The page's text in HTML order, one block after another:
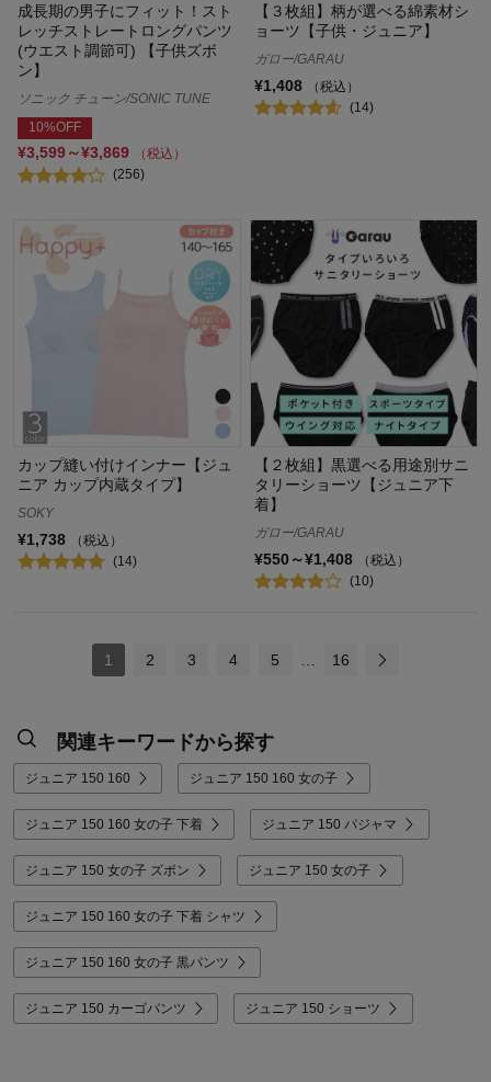
成長期の男子にフィット！スト
レッチストレートロングパンツ
(ウエスト調節可) 【子供ズボ
ン】
ソニック チューン/SONIC TUNE
10%OFF
¥3,599～¥3,869
（税込）
(256)
【３枚組】柄が選べる綿素材シ
ョーツ【子供・ジュニア】
ガロー/GARAU
¥1,408
（税込）
(14)
カップ縫い付けインナー【ジュ
ニア カップ内蔵タイプ】
SOKY
¥1,738
（税込）
(14)
【２枚組】黒選べる用途別サニ
タリーショーツ【ジュニア下
着】
ガロー/GARAU
¥550～¥1,408
（税込）
(10)
1 2 3 4 5 … 16
関連キーワードから探す
ジュニア 150 160 ジュニア 150 160 女の子
ジュニア 150 160 女の子 下着 ジュニア 150 パジャマ
ジュニア 150 女の子 ズボン ジュニア 150 女の子
ジュニア 150 160 女の子 下着 シャツ
ジュニア 150 160 女の子 黒パンツ
ジュニア 150 カーゴパンツ ジュニア 150 ショーツ